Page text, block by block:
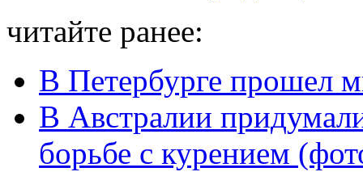
читайте ранее:
В Петербурге прошел
В Австралии
борьбе с курением